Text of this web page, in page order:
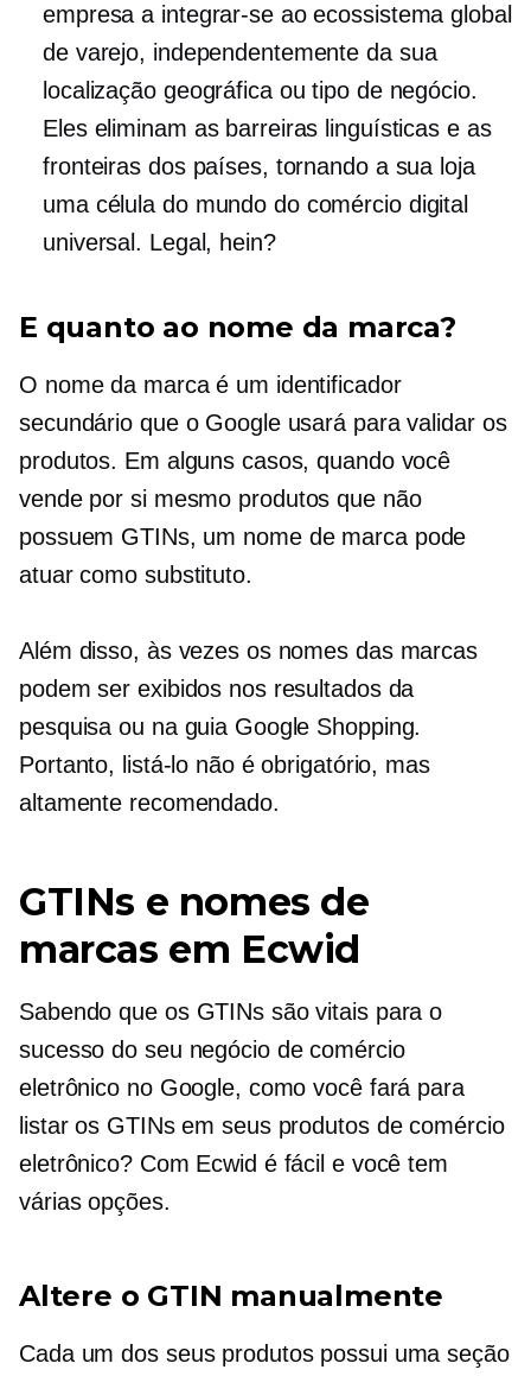
empresa a integrar-se ao ecossistema global
de varejo, independentemente da sua
localização geográfica ou tipo de negócio.
Eles eliminam as barreiras linguísticas e as
fronteiras dos países, tornando a sua loja
uma célula do mundo do comércio digital
universal. Legal, hein?
E quanto ao nome da marca?
O nome da marca é um identificador
secundário que o Google usará para validar os
produtos. Em alguns casos, quando você
vende por si mesmo produtos que não
possuem GTINs, um nome de marca pode
atuar como substituto.
Além disso, às vezes os nomes das marcas
podem ser exibidos nos resultados da
pesquisa ou na guia Google Shopping.
Portanto, listá-lo não é obrigatório, mas
altamente recomendado.
GTINs e nomes de
marcas em Ecwid
Sabendo que os GTINs são vitais para o
sucesso do seu negócio de comércio
eletrônico no Google, como você fará para
listar os GTINs em seus produtos de comércio
eletrônico? Com Ecwid é fácil e você tem
várias opções.
Altere o GTIN manualmente
Cada um dos seus produtos possui uma seção